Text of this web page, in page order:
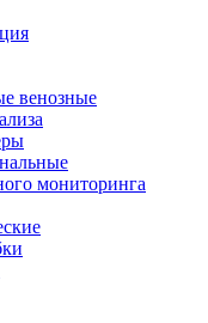
венозные
мониторинга